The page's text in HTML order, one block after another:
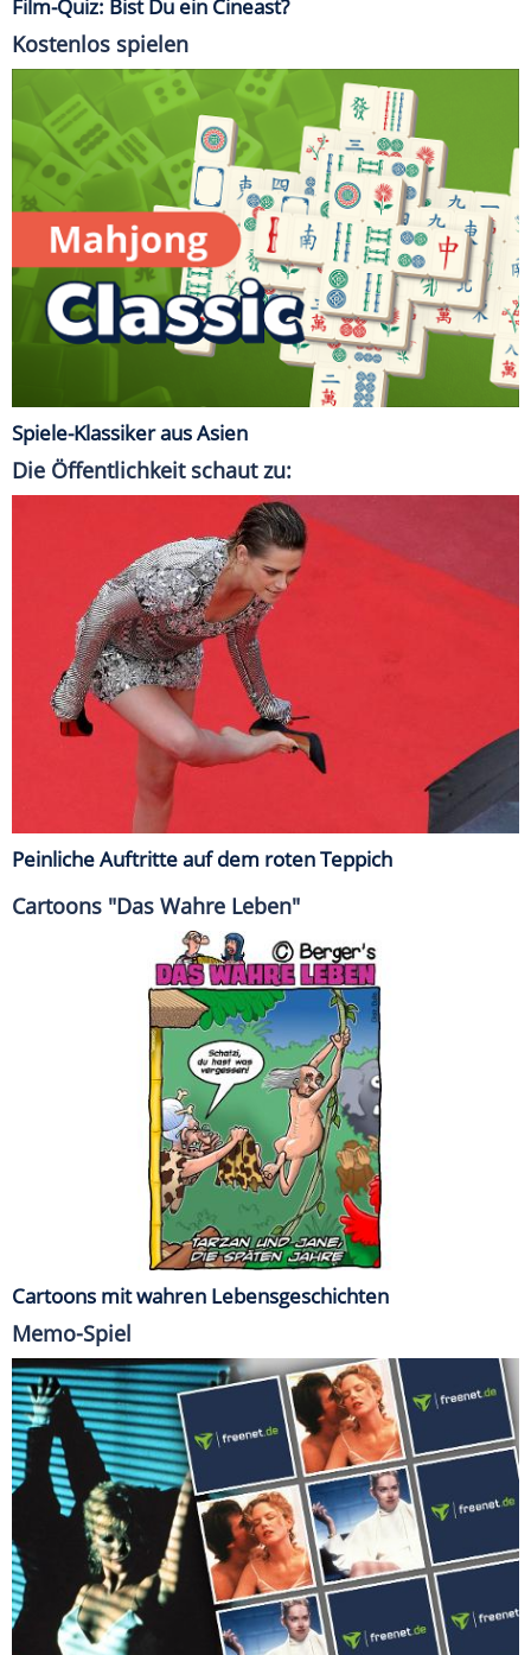
Film-Quiz: Bist Du ein Cineast?
Kostenlos spielen
Spiele-Klassiker aus Asien
Die Öffentlichkeit schaut zu:
Peinliche Auftritte auf dem roten Teppich
Cartoons "Das Wahre Leben"
Cartoons mit wahren Lebensgeschichten
Memo-Spiel